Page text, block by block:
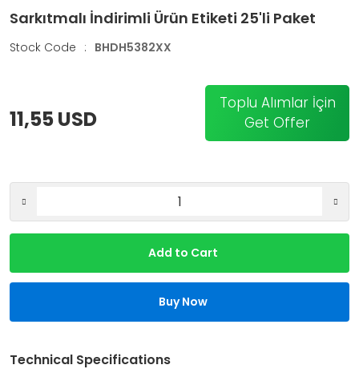
Sarkıtmalı İndirimli Ürün Etiketi 25'li Paket
Stock Code : BHDH5382XX
11,55 USD
Toplu Alımlar İçin
Get Offer
Add to Cart
Buy Now
Technical Specifications